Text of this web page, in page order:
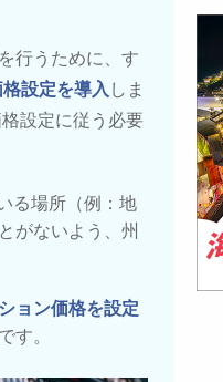
行うために、す
設定を導入 しま
設定に従う必要
る場所（例：地
がないよう、州
ョン価格を設定
です。